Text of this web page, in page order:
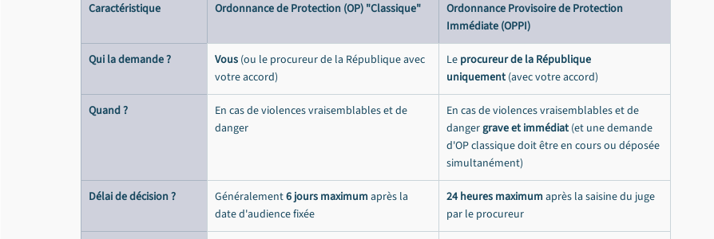
Caractéristique Ordonnance de Protection (OP) "Classique"
Ordonnance Provisoire de Protection
Immédiate (OPPI)
Qui la demande ? Vous (ou le procureur de la République avec
votre accord)
Le procureur de la République
uniquement (avec votre accord)
Quand ?
En cas de violences vraisemblables et de
danger
En cas de violences vraisemblables et de
danger grave et immédiat (et une demande
d'OP classique doit être en cours ou déposée
simultanément)
Délai de décision ? Généralement 6 jours maximum après la
date d'audience fixée
24 heures maximum après la saisine du juge
par le procureur